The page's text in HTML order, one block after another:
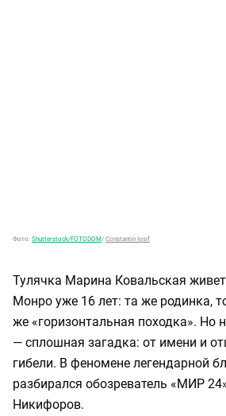
Фото: Shutterstock/FOTODOM/ Constantin Iosif
Тулячка Марина Ковальская
Монро уже 16 лет: та же родинка,
же «горизонтальная походка». Но
— сплошная загадка: от имени и
гибели. В феномене легендарной
разбирался обозреватель «МИР
Никифоров.